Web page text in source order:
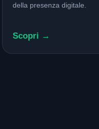
della presenza digitale.
Scopri →